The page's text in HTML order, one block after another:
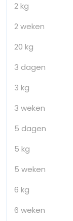
2 kg
2 weken
20 kg
3 dagen
3 kg
3 weken
5 dagen
5 kg
5 weken
6 kg
6 weken